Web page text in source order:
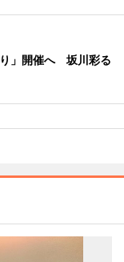
」開催へ 坂川彩る